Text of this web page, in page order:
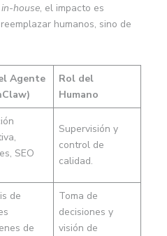
in-house, el impacto es
humanos, sino de
Agente
Rol del
Humano
SEO
Supervisión y
control de
calidad.
de
de
Toma de
decisiones y
visión de